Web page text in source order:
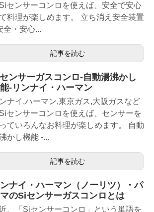
センサーコンロを使えば、安全で安心
料理が楽しめます。 立ち消え安全装置
全・安心...
記事を読む
ンサーガスコンロ-自動湯沸かし
-リンナイ・ハーマン
ナイ,ハーマン,東京ガス,大阪ガスなど
センサーコンロを使えば、センサーを
ていろんなお料理が楽しめます。 自動
かし機能 -...
記事を読む
ンナイ・ハーマン（ノーリツ）・パ
のSiセンサーガスコンロとは
、「Siセンサーコンロ」という単語を